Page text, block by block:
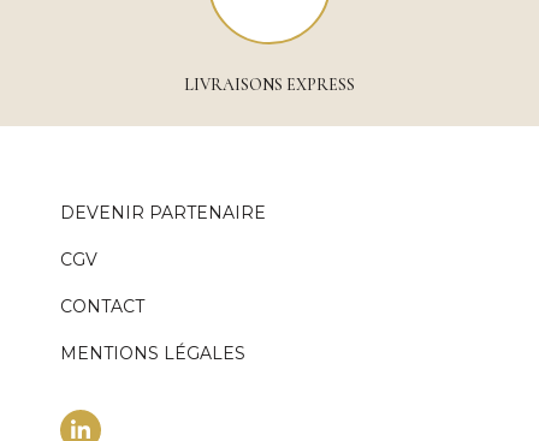
LIVRAISONS EXPRESS
DEVENIR PARTENAIRE
CGV
CONTACT
MENTIONS LÉGALES